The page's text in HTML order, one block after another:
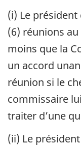
(i) Le
(6) réunions au
moins que la
un accord
réunion si le
commissaire
traiter d’une
(ii) Le